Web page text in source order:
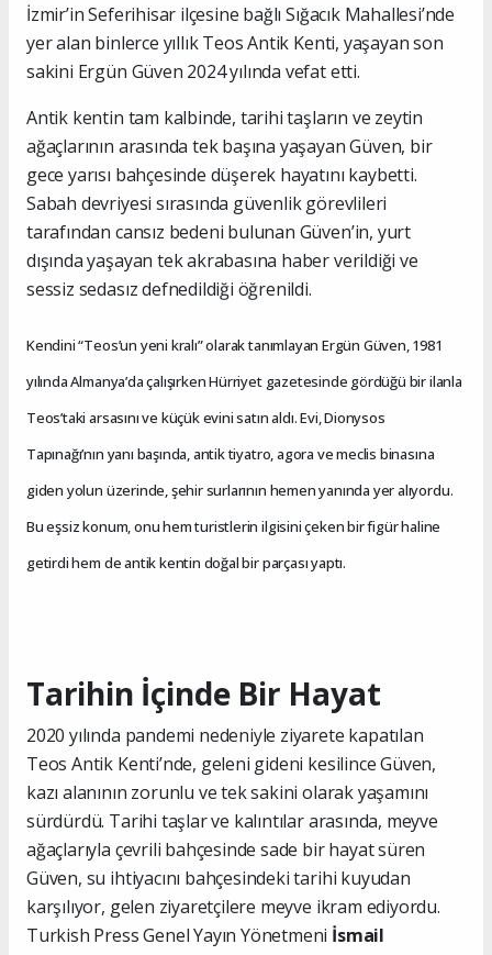
İzmir’in Seferihisar ilçesine bağlı Sığacık Mahallesi’nde
yer alan binlerce yıllık Teos Antik Kenti, yaşayan son
sakini Ergün Güven 2024 yılında vefat etti.
Antik kentin tam kalbinde, tarihi taşların ve zeytin
ağaçlarının arasında tek başına yaşayan Güven, bir
gece yarısı bahçesinde düşerek hayatını kaybetti.
Sabah devriyesi sırasında güvenlik görevlileri
tarafından cansız bedeni bulunan Güven’in, yurt
dışında yaşayan tek akrabasına haber verildiği ve
sessiz sedasız defnedildiği öğrenildi.
Kendini “Teos’un yeni kralı” olarak tanımlayan Ergün Güven, 1981
yılında Almanya’da çalışırken Hürriyet gazetesinde gördüğü bir ilanla
Teos’taki arsasını ve küçük evini satın aldı. Evi, Dionysos
Tapınağı’nın yanı başında, antik tiyatro, agora ve meclis binasına
giden yolun üzerinde, şehir surlarının hemen yanında yer alıyordu.
Bu eşsiz konum, onu hem turistlerin ilgisini çeken bir figür haline
getirdi hem de antik kentin doğal bir parçası yaptı.
Tarihin İçinde Bir Hayat
2020 yılında pandemi nedeniyle ziyarete kapatılan
Teos Antik Kenti’nde, geleni gideni kesilince Güven,
kazı alanının zorunlu ve tek sakini olarak yaşamını
sürdürdü. Tarihi taşlar ve kalıntılar arasında, meyve
ağaçlarıyla çevrili bahçesinde sade bir hayat süren
Güven, su ihtiyacını bahçesindeki tarihi kuyudan
karşılıyor, gelen ziyaretçilere meyve ikram ediyordu.
Turkish Press Genel Yayın Yönetmeni İsmail